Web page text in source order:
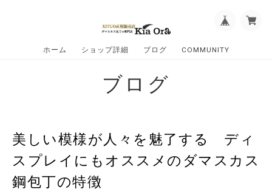
ホーム ショップ詳細 ブログ COMMUNITY
ブログ
美しい模様が人々を魅了する ディ
スプレイにもオススメのダマスカス
鋼包丁の特徴